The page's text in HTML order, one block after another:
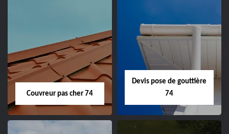
Couvreur pas cher 74
Devis pose de gouttière
74